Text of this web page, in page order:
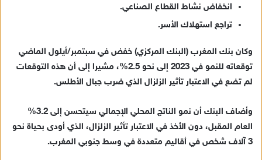
انخفاض نشاط القطاع الصناعي.
تراجع استهلاك الأسر.
وكان بنك المغرب (البنك المركزي) خفض في سبتمبر/أيلول الماضي
توقعاته للنمو في 2023 إلى نحو 2.5%، مشيرا إلى أن هذه التوقعات
لم تضع في الاعتبار تأثير الزلزال الذي ضرب جبال الأطلس.
وأضاف البنك أن نمو الناتج المحلي الإجمالي سيتحسن إلى 3.2%
العام المقبل، دون الأخذ في الاعتبار تأثير الزلزال، الذي أودى بحياة نحو
3 آلاف شخص في أقاليم متعددة في وسط جنوبي المغرب.